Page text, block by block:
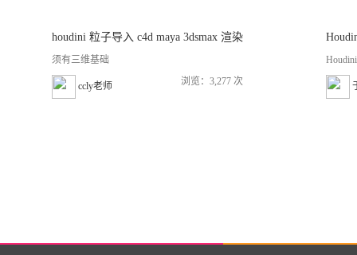
houdini 粒子导入 c4d maya 3dsmax 渲染
须有三维基础
ccly老师 浏览：3,277 次